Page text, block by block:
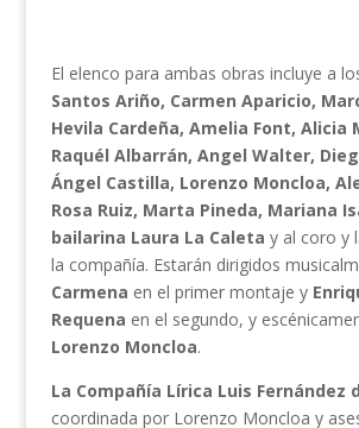
El elenco para ambas obras incluye a
Santos Ariño, Carmen Aparicio,
Hevila Cardeña, Amelia Font, Alicia
Raquél Albarrán, Angel Walter,
Ángel Castilla, Lorenzo Moncloa,
Rosa Ruiz, Marta Pineda, Mariana
bailarina Laura La Caleta y al coro y
la compañía. Estarán dirigidos
Carmena en el primer montaje y
Requena en el segundo, y
Lorenzo Moncloa.
La Compañía Lírica Luis Fernández
coordinada por Lorenzo Moncloa y